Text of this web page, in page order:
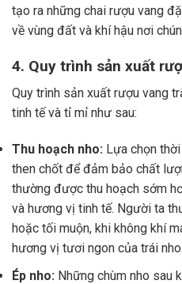
tạo ra những chai rượu vang
về vùng đất và khí hậu nơi
4. Quy trình sản xuất
Quy trình sản xuất rượu vang
tinh tế và tỉ mỉ như sau:
Thu hoạch nho: Lựa chọn
then chốt để đảm bảo chất
thường được thu hoạch sớm
và hương vị tinh tế. Người ta
hoặc tối muộn, khi không khí
hương vị tươi ngon của trái nho.
Ép nho: Những chùm nho sau